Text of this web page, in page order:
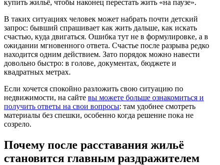
купить жильё, чтобы наконец перестать жить «на паузе».
В таких ситуациях человек может набрать почти детский
запрос: бывший спрашивает как жить дальше, как искать
счастью, куда двигаться. Ошибка тут не в формулировке, а в
ожидании мгновенного ответа. Счастье после разрыва редко
находится одним действием. Зато порядок можно навести
довольно быстро: в голове, документах, бюджете и
квадратных метрах.
Если хочется спокойно разложить свою ситуацию по
недвижимости, на сайте вы можете больше ознакомиться и
получить ответы на свои вопросы: там удобнее смотреть
материалы без спешки, особенно когда решение пока не
созрело.
Почему после расставания жильё
становится главным раздражителем